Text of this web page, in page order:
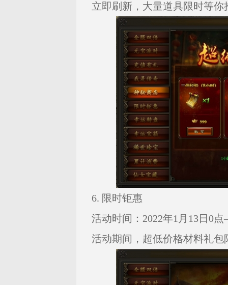
立即刷新，大量道具限时等你
6. 限时钜惠
活动时间：2022年1月13日0
活动期间，超低价格材料礼